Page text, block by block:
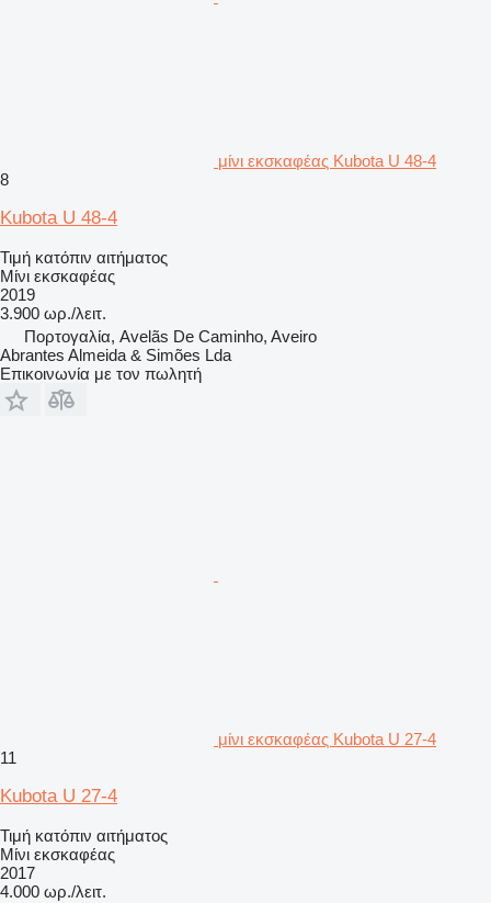
μίνι εκσκαφέας Kubota U 48-4
8
Kubota U 48-4
Τιμή κατόπιν αιτήματος
Μίνι εκσκαφέας
2019
3.900 ωρ./λειτ.
Πορτογαλία, Avelãs De Caminho, Aveiro
Abrantes Almeida & Simões Lda
Επικοινωνία με τον πωλητή
μίνι εκσκαφέας Kubota U 27-4
11
Kubota U 27-4
Τιμή κατόπιν αιτήματος
Μίνι εκσκαφέας
2017
4.000 ωρ./λειτ.